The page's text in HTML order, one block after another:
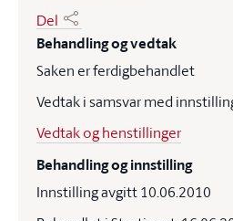
Del
Behandling og vedtak
Saken er ferdigbehandlet
Vedtak i samsvar med
Vedtak og henstillinger
Behandling og innstilling
Innstilling avgitt 10.06.2010